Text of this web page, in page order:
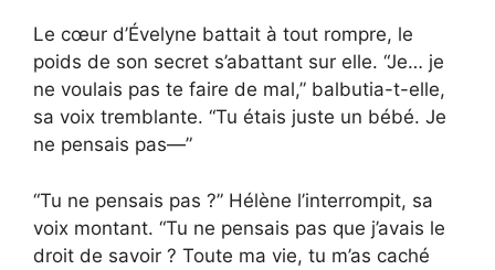
Le cœur d’Évelyne battait à tout rompre, le
poids de son secret s’abattant sur elle. “Je… je
ne voulais pas te faire de mal,” balbutia-t-elle,
sa voix tremblante. “Tu étais juste un bébé. Je
ne pensais pas—”
“Tu ne pensais pas ?” Hélène l’interrompit, sa
voix montant. “Tu ne pensais pas que j’avais le
droit de savoir ? Toute ma vie, tu m’as caché